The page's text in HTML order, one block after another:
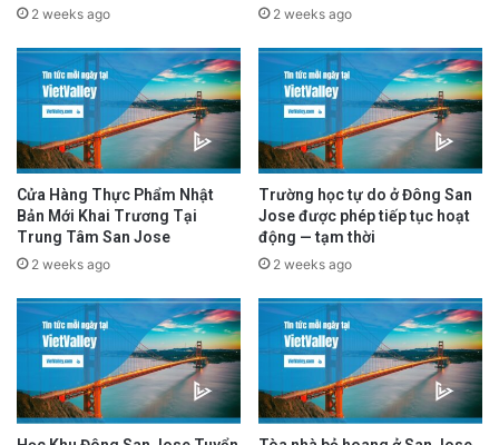
đóng cửa giữa cuộc chiến giấy phép
3 days ago
Tin Từ SBTNRead More
advertisement
2 weeks ago 2 weeks ago
Cửa Hàng Thực Phẩm Nhật
Bản Mới Khai Trương Tại
Trung Tâm San Jose
2 weeks ago
Trường học tự do ở Đông San
Jose được phép tiếp tục hoạt
động — tạm thời
2 weeks ago